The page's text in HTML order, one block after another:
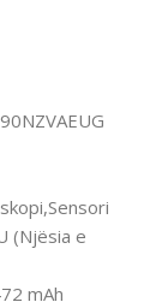
(Njësia e
mAh